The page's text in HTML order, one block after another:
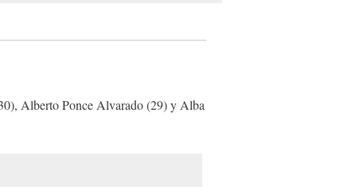
Alberto Ponce Alvarado (29) y Alba